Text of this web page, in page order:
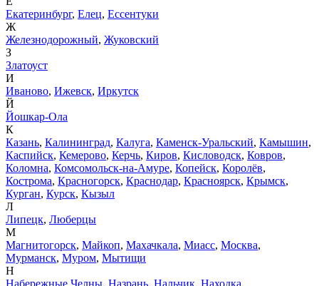
Екатеринбург, Елец, Ессентуки
Ж
Железнодорожный, Жуковский
З
Златоуст
И
Иваново, Ижевск, Иркутск
Й
Йошкар-Ола
К
Казань, Калининград, Калуга, Каменск-Уральский, Камышин,
Каспийск, Кемерово, Керчь, Киров, Кисловодск, Ковров,
Коломна, Комсомольск-на-Амуре, Копейск, Королёв,
Кострома, Красногорск, Краснодар, Красноярск, Крымск,
Курган, Курск, Кызыл
Л
Липецк, Люберцы
М
Магнитогорск, Майкоп, Махачкала, Миасс, Москва,
Мурманск, Муром, Мытищи
Н